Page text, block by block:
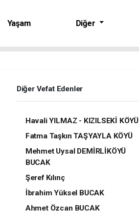
Yaşam
Diğer
Diğer Vefat Edenler
Havali YILMAZ - KIZILSEKİ KÖYÜ
Fatma Taşkın TAŞYAYLA KÖYÜ
Mehmet Uysal DEMİRLİKÖYÜ
BUCAK
Şeref Kılınç
İbrahim Yüksel BUCAK
Ahmet Özcan BUCAK